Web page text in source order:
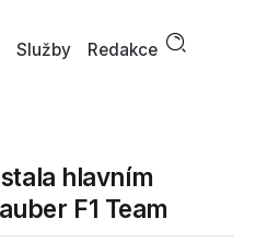
Služby Redakce
hlavním
F1 Team